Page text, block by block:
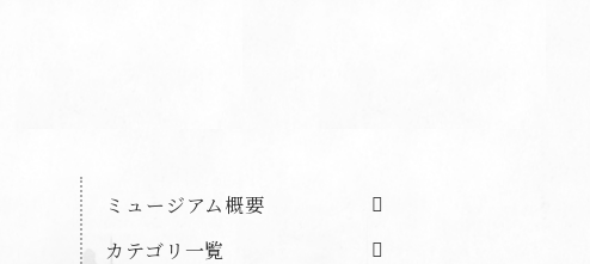
ミュージアム概要
カテゴリ一覧